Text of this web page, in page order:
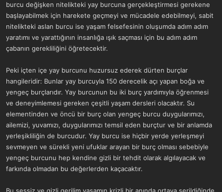
burcu değişken nitelikteki yay burcuna gerçekleştirmesi gerekene
başlayabilmek için harekete geçmeyi ve mücadele edebilmeyi, sabit
nitelikteki aslan burcu ise yaşam felsefesinin oluşumda adım adım
yaratımı ve yarattığının insanlığa ışık saçması için bu adım adım
çabanın gerekliliğini öğretecektir.
Peki içten içe yay burcunu huzursuz ederek dürten burçlar
hangileridir: Bunlar yay burcuyla 150 derecelik açı yapan boğa ve
yengeç burçlarıdır. Yay burcunun bu iki burç yardımıyla öğrenmesi
ve deneyimlemesi gereken çeşitli yaşam dersleri olacaktır. Su
elementinden ve öncü bir burç olan yengeç burcu duygularımızı,
ailemizi, yuvamızı, duygularımızı temsil eden burçtur ve bir anlamda
yerleşikliliğin de burcudur. Yay burcu ise hiçbir yerde yerleşmeyi
sevmeyen ve sürekli yeni ufuklar arayan bir burç olması sebebiyle
yengeç burcunu hep kendine gizli bir tehdit olarak algılayacak ve
farkında olmadan bu değerlerden kaçacaktır.